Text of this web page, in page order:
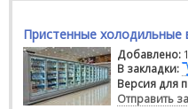
Пристенные холодильные
Добавлено:
В закладки:
Версия для
Отправить